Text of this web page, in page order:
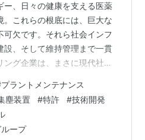
ー、日々の健康を支える医薬
。これらの根底には、巨大な
欠です。それら社会インフ
設、そして維持管理まで一貫
ング企業は、まさに現代社会
東洋エンジニアリンググル
から医薬、環境設備まで幅
テックプロジェクトサービ
解き、その事業のダイナミ
プラントメンテナンス
塵装置 #特許 #技術開発
ープ